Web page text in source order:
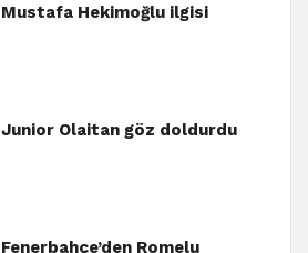
Mustafa Hekimoğlu ilgisi
Junior Olaitan göz doldurdu
Fenerbahçe’den Romelu